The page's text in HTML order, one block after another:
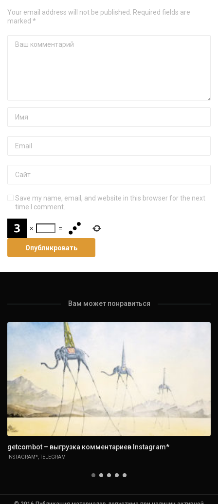
Your email address will not be published. Required fields are
marked *
Save my name, email, and website in this browser for the next
time I comment.
× =
Вам может понравиться
getcombot – выгрузка комментариев Instagram*
INSTAGRAM* ,TELEGRAM